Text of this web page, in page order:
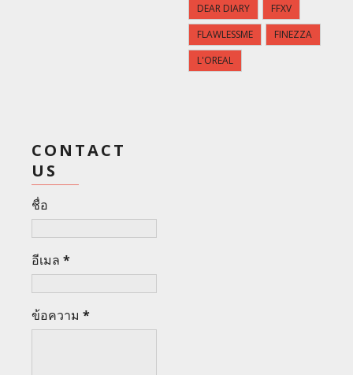
DEAR DIARY
FFXV
FLAWLESSME
FINEZZA
L'OREAL
CONTACT
US
ชื่อ
อีเมล *
ข้อความ *